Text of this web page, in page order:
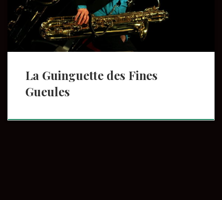
déguste un met délicat. Parce qu’il aime offrir […]
La Guinguette des Fines
Gueules